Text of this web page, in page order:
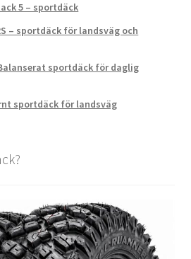
5 – sportdäck
– sportdäck för landsväg och
sportdäck för daglig
sportdäck för landsväg